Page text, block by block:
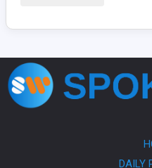
DAILY